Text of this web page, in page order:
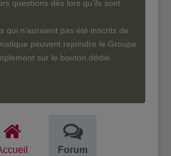
questions dès lors qu’ils sont
qui n’auraient pas été inscrits de
peuvent rejoindre le Groupe
sur le bouton dédié.
Forum